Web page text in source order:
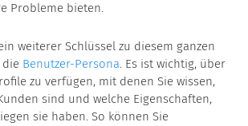
Probleme bieten.
weiterer Schlüssel zu diesem ganzen
die Benutzer-Persona. Es ist wichtig, über
zu verfügen, mit denen Sie wissen,
sind und welche Eigenschaften,
sie haben. So können Sie